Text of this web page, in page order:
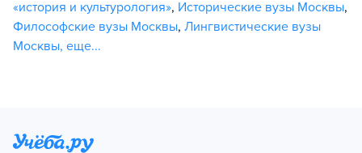
«история и культурология», Исторические вузы Москвы,
Философские вузы Москвы, Лингвистические вузы
Москвы, еще...